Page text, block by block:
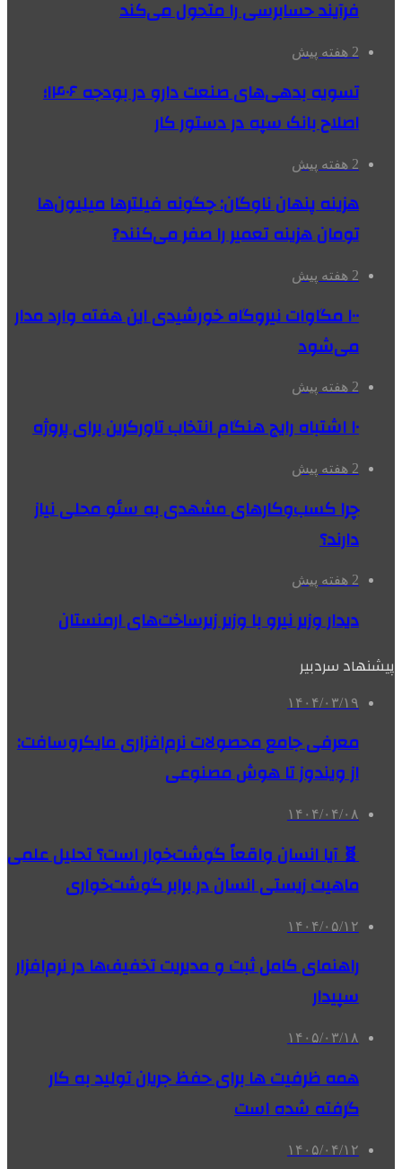
فرآیند حسابرسی را متحول می‌کند
2 هفته پیش
تسویه بدهی‌های صنعت دارو در بودجه ۱۴۰۶؛
اصلاح بانک سپه در دستور کار
2 هفته پیش
هزینه پنهان ناوگان: چگونه فیلترها میلیون‌ها
تومان هزینه تعمیر را صفر می‌کنند?
2 هفته پیش
۱۰۰ مگاوات نیروگاه‌ خورشیدی این هفته وارد مدار
می‌شود
2 هفته پیش
۱۰ اشتباه رایج هنگام انتخاب تاورکرین برای پروژه
2 هفته پیش
چرا کسب‌وکارهای مشهدی به سئو محلی نیاز
دارند؟
2 هفته پیش
دیدار وزیر نیرو با وزیر زیرساخت‌های ارمنستان
پیشنهاد سردبیر
۱۴۰۴/۰۳/۱۹
معرفی جامع محصولات نرم‌افزاری مایکروسافت:
از ویندوز تا هوش مصنوعی
۱۴۰۴/۰۴/۰۸
🧬 آیا انسان واقعاً گوشت‌خوار است؟ تحلیل علمی
ماهیت زیستی انسان در برابر گوشت‌خواری
۱۴۰۴/۰۵/۱۲
راهنمای کامل ثبت و مدیریت تخفیف‌ها در نرم‌افزار
سپیدار
۱۴۰۵/۰۳/۱۸
همه ظرفیت ها برای حفظ جریان تولید به کار
گرفته شده است
۱۴۰۵/۰۴/۱۲